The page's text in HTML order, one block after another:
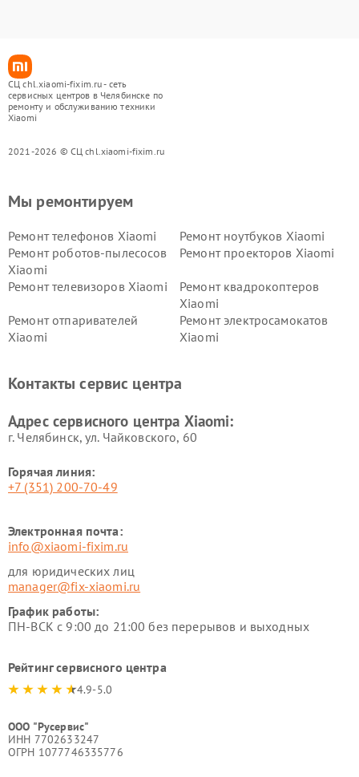
СЦ chl.xiaomi-fixim.ru - сеть
сервисных центров в Челябинске по
ремонту и обслуживанию техники
Xiaomi
2021-2026 © СЦ chl.xiaomi-fixim.ru
Мы ремонтируем
Ремонт телефонов Xiaomi
Ремонт ноутбуков Xiaomi
Ремонт роботов-пылесосов
Xiaomi
Ремонт проекторов Xiaomi
Ремонт телевизоров Xiaomi
Ремонт квадрокоптеров
Xiaomi
Ремонт отпаривателей
Xiaomi
Ремонт электросамокатов
Xiaomi
Ремонт стиральных машин
Ремонт смарт-часов Xiaomi
Контакты сервис центра
Адрес сервисного центра Xiaomi:
г. Челябинск, ул. Чайковского, 60
Горячая линия:
+7 (351) 200-70-49
Электронная почта:
info@xiaomi-fixim.ru
для юридических лиц
manager@fix-xiaomi.ru
График работы:
ПН-ВСК с 9:00 до 21:00 без перерывов и выходных
Рейтинг сервисного центра
4.9-5.0
ООО "Русервис"
ИНН 7702633247
ОГРН 1077746335776